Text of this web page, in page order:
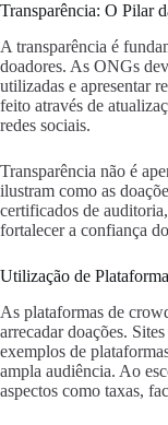
Transparência: O Pilar
A transparência é
doadores. As ONGs
utilizadas e apresentar
feito através de
redes sociais.
Transparência não é
ilustram como as
certificados de
fortalecer a confiança
Utilização de
As plataformas de
arrecadar doações.
exemplos de
ampla audiência. Ao
aspectos como taxas,